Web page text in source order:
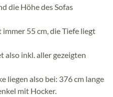
die Höhe des Sofas
55 cm, die Tiefe liegt
also inkl. aller gezeigten
liegen also bei: 376 cm lange
mit Hocker.